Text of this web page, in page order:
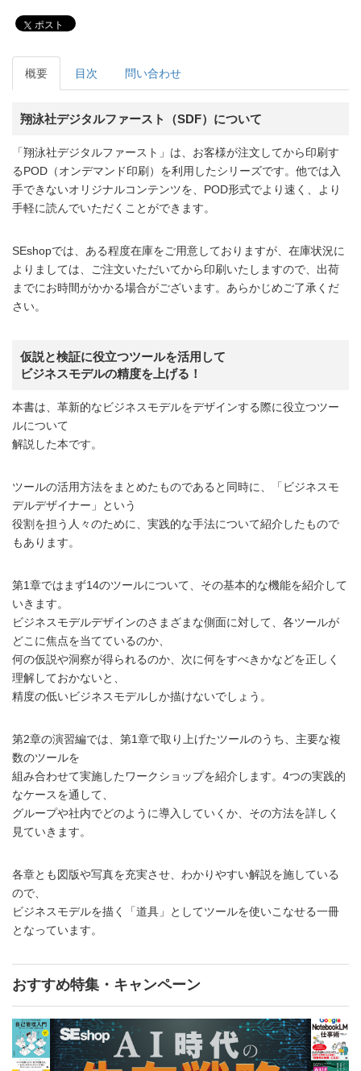
ポスト
概要 目次 問い合わせ
翔泳社デジタルファースト（SDF）について
「翔泳社デジタルファースト」は、お客様が注文してから印刷す
るPOD（オンデマンド印刷）を利用したシリーズです。他では入
手できないオリジナルコンテンツを、POD形式でより速く、より
手軽に読んでいただくことができます。
SEshopでは、ある程度在庫をご用意しておりますが、在庫状況に
よりましては、ご注文いただいてから印刷いたしますので、出荷
までにお時間がかかる場合がございます。あらかじめご了承くだ
さい。
仮説と検証に役立つツールを活用して
ビジネスモデルの精度を上げる！
本書は、革新的なビジネスモデルをデザインする際に役立つツー
ルについて
解説した本です。
ツールの活用方法をまとめたものであると同時に、「ビジネスモ
デルデザイナー」という
役割を担う人々のために、実践的な手法について紹介したもので
もあります。
第1章ではまず14のツールについて、その基本的な機能を紹介して
いきます。
ビジネスモデルデザインのさまざまな側面に対して、各ツールが
どこに焦点を当てているのか、
何の仮説や洞察が得られるのか、次に何をすべきかなどを正しく
理解しておかないと、
精度の低いビジネスモデルしか描けないでしょう。
第2章の演習編では、第1章で取り上げたツールのうち、主要な複
数のツールを
組み合わせて実施したワークショップを紹介します。4つの実践的
なケースを通して、
グループや社内でどのように導入していくか、その方法を詳しく
見ていきます。
各章とも図版や写真を充実させ、わかりやすい解説を施している
ので、
ビジネスモデルを描く「道具」としてツールを使いこなせる一冊
となっています。
おすすめ特集・キャンペーン